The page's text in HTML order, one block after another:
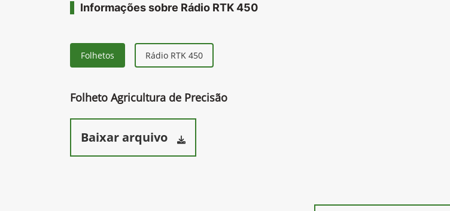
Informações sobre Rádio RTK 450
Folhetos Rádio RTK 450
Folheto Agricultura de Precisão
Baixar arquivo